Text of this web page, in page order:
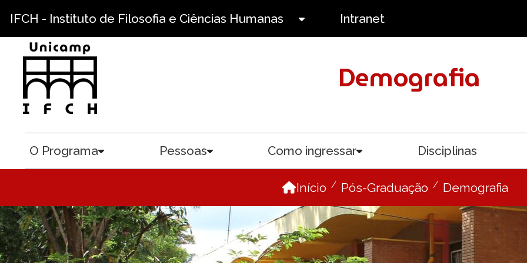
IFCH - Instituto de Filosofia e Ciências Humanas Intranet
Demografia
O Programa Pessoas Como ingressar Disciplinas
Início Pós-Graduação Demografia